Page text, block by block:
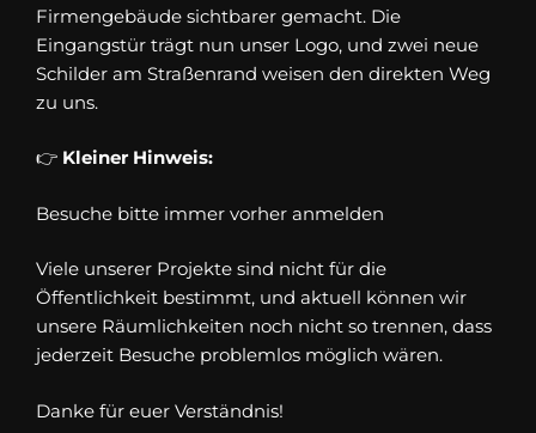
Firmengebäude sichtbarer gemacht. Die
Eingangstür trägt nun unser Logo, und zwei neue
Schilder am Straßenrand weisen den direkten Weg
zu uns.
👉 Kleiner Hinweis:
Besuche bitte immer vorher anmelden
Viele unserer Projekte sind nicht für die
Öffentlichkeit bestimmt, und aktuell können wir
unsere Räumlichkeiten noch nicht so trennen, dass
jederzeit Besuche problemlos möglich wären.
Danke für euer Verständnis!